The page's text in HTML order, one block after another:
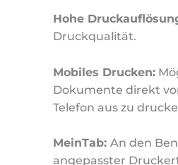
Hohe
Druckqualität.
Mobiles Drucken:
Dokumente direkt
Telefon aus zu
MeinTab: An den
angepasster